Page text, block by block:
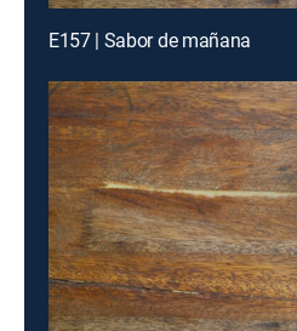
E157 | Sabor de mañana